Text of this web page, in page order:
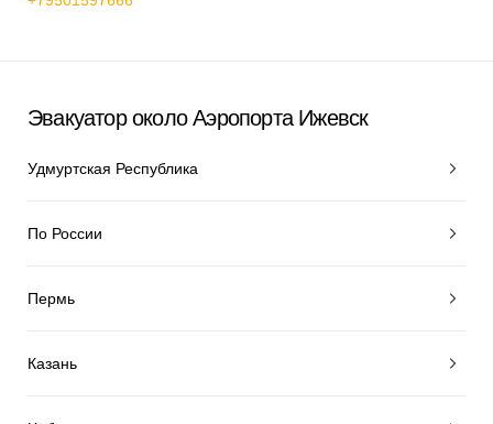
Эвакуатор около Аэропорта Ижевск
Удмуртская Республика
По России
Пермь
Казань